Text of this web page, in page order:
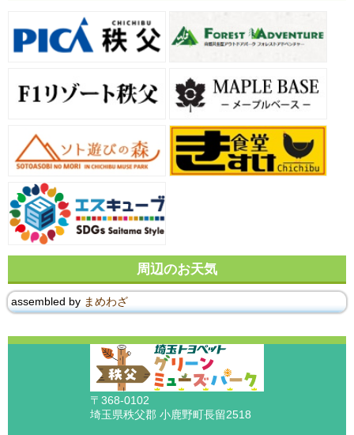
周辺のお天気
assembled by まめわざ
〒368-0102
埼玉県秩父郡 小鹿野町長留2518